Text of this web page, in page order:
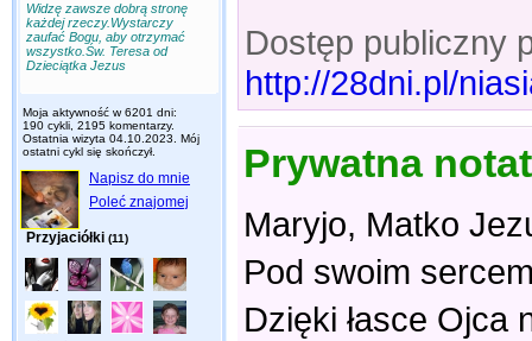
Widzę zawsze dobrą stronę
każdej rzeczy.Wystarczy
zaufać Bogu, aby otrzymać
wszystko.Św. Teresa od
Dzieciątka Jezus
Moja aktywność w 6201 dni:
190 cykli, 2195 komentarzy.
Ostatnia wizyta 04.10.2023 . Mój
ostatni cykl się skończył.
Napisz do mnie
Poleć znajomej
Przyjaciółki (11)
Dostęp publiczny
http://28dni.pl/
Prywatna
Maryjo, Matko
Pod swoim
Dzięki łasce Ojca